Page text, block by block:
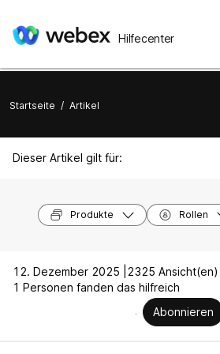
Hilfecenter
Startseite / Artikel
Dieser Artikel gilt für:
Produkte Rollen
12. Dezember 2025 |
2325 Ansicht(en) |
1 Personen fanden das hilfreich
Abonnieren